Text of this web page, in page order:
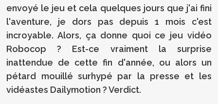
envoyé le jeu et cela quelques jours que j'ai fini
l'aventure, je dors pas depuis 1 mois c'est
incroyable. Alors, ça donne quoi ce jeu vidéo
Robocop ? Est-ce vraiment la surprise
inattendue de cette fin d'année, ou alors un
pétard mouillé surhypé par la presse et les
vidéastes Dailymotion ? Verdict.